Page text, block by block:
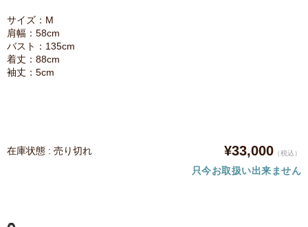
サイズ：M
肩幅：58cm
バスト：135cm
着丈：88cm
袖丈：5cm
在庫状態 : 売り切れ ¥33,000 （税込）
只今お取扱い出来ません